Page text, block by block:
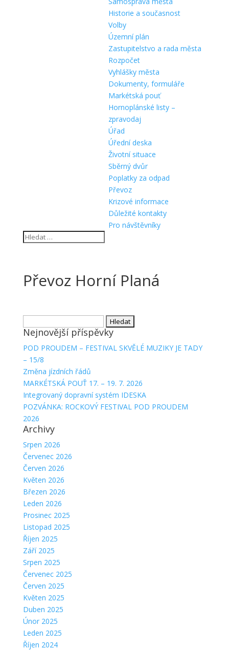
Historie a současnost
Volby
Územní plán
Zastupitelstvo a rada města
Rozpočet
Vyhlášky města
Dokumenty, formuláře
Markétská pouť
Hornoplánské listy –
zpravodaj
Úřad
Úřední deska
Životní situace
Sběrný dvůr
Poplatky za odpad
Převoz
Krizové informace
Důležité kontakty
Pro návštěvníky
Převoz Horní Planá
Nejnovější příspěvky
POD PROUDEM – FESTIVAL SKVĚLÉ MUZIKY JE TADY
– 15/8
Změna jízdních řádů
MARKÉTSKÁ POUŤ 17. – 19. 7. 2026
Integrovaný dopravní systém IDESKA
POZVÁNKA: ROCKOVÝ FESTIVAL POD PROUDEM
2026
Archivy
Srpen 2026
Červenec 2026
Červen 2026
Květen 2026
Březen 2026
Leden 2026
Prosinec 2025
Listopad 2025
Říjen 2025
Září 2025
Srpen 2025
Červenec 2025
Červen 2025
Květen 2025
Duben 2025
Únor 2025
Leden 2025
Říjen 2024